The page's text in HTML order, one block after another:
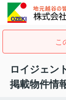
こ
ロイジェン
掲載物件情